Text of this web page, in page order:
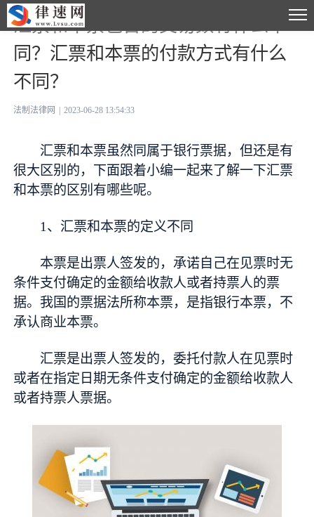
汇票和本票包含的交易数有什么不
同？汇票和本票的付款方式有什么
不同？
法制法律网 2023-06-28 13:54:33
汇票和本票虽然同属于银行票据，但还是有
很大区别的，下面跟着小编一起来了解一下汇票
和本票的区别有哪些呢。
1、汇票和本票的定义不同
本票是出票人签发的，承诺自己在见票时无
条件支付确定的金额给收款人或者持票人的票
据。我国的票据法所称本票，是指银行本票，不
承认商业本票。
汇票是出票人签发的，委托付款人在见票时
或者在指定日期无条件支付确定的金额给收款人
或者持票人票据。